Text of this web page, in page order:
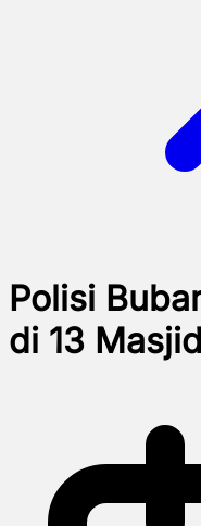
Polisi
di 13